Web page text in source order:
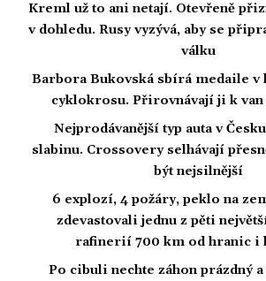
Kreml už to ani netají. Otevřeně
v dohledu. Rusy vyzývá, aby se
válku
Barbora Bukovská sbírá medaile
cyklokrosu. Přirovnávají ji k
Nejprodávanější typ auta v
slabinu. Crossovery selhávají
být nejsilnější
6 explozí, 4 požáry, peklo na
zdevastovali jednu z pěti
rafinerií 700 km od hranic i
Po cibuli nechte záhon prázdný a